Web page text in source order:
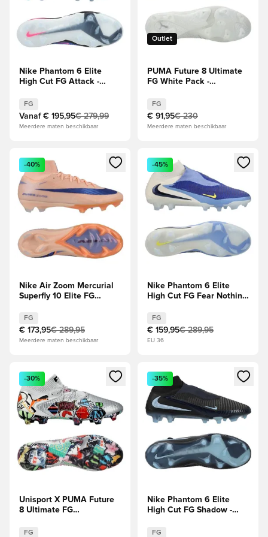
Nike Phantom 6 Elite
High Cut FG Attack -
FG
Vanaf € 195,95€ 279,99
Meerdere maten beschikbaar
Outlet
PUMA Future 8 Ultimate
FG White Pack -
FG
€ 91,95€ 230
Meerdere maten beschikbaar
Opent een venster om in te loggen of je aan te melden als
-40%
Nike Air Zoom Mercurial
Superfly 10 Elite FG
FG
€ 173,95€ 289,95
Meerdere maten beschikbaar
Opent een venster om in te
-45%
Nike Phantom 6 Elite
High Cut FG Fear Nothing
obsidiaan
FG
€ 159,95€ 289,95
EU 36
Opent een venster om in te loggen of je aan te melden als
-30%
Unisport X PUMA Future
8 Ultimate FG
Zilver/Zwart/Rood/Blauw
FG
Opent een venster om in te
-35%
Nike Phantom 6 Elite
High Cut FG Shadow -
FG